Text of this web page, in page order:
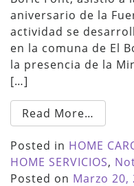
aniversario de la
actividad se
en la comuna de El
la presencia de la
[…]
Read More…
Posted in HOME
HOME SERVICIOS,
Posted on Marzo 20,